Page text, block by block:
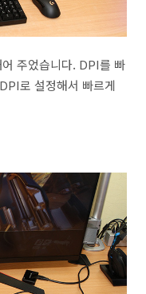
주었습니다. DPI를 빠
로 설정해서 빠르게